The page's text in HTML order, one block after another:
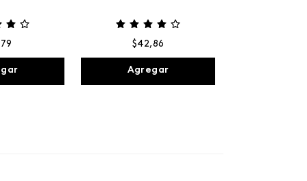
79 $42,86
Agregar